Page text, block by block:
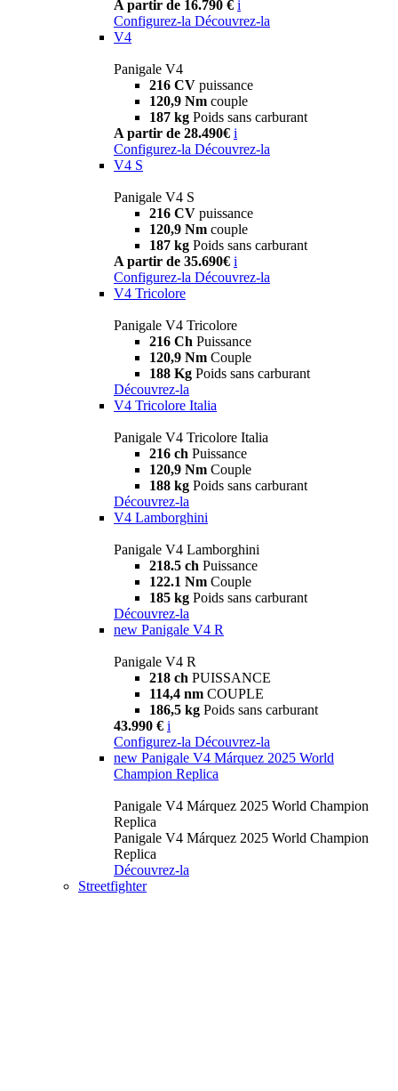
A partir de 16.790 € i
Configurez-la Découvrez-la
V4
Panigale V4
216 CV puissance
120,9 Nm couple
187 kg Poids sans carburant
A partir de 28.490€ i
Configurez-la Découvrez-la
V4 S
Panigale V4 S
216 CV puissance
120,9 Nm couple
187 kg Poids sans carburant
A partir de 35.690€ i
Configurez-la Découvrez-la
V4 Tricolore
Panigale V4 Tricolore
216 Ch Puissance
120,9 Nm Couple
188 Kg Poids sans carburant
Découvrez-la
V4 Tricolore Italia
Panigale V4 Tricolore Italia
216 ch Puissance
120,9 Nm Couple
188 kg Poids sans carburant
Découvrez-la
V4 Lamborghini
Panigale V4 Lamborghini
218.5 ch Puissance
122.1 Nm Couple
185 kg Poids sans carburant
Découvrez-la
new Panigale V4 R
Panigale V4 R
218 ch PUISSANCE
114,4 nm COUPLE
186,5 kg Poids sans carburant
43.990 € i
Configurez-la Découvrez-la
new Panigale V4 Márquez 2025 World
Champion Replica
Panigale V4 Márquez 2025 World Champion
Replica
Panigale V4 Márquez 2025 World Champion
Replica
Découvrez-la
Streetfighter